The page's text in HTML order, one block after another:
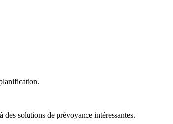
solutions de prévoyance intéressantes.